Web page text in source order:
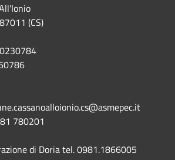
(CS)
780201
di Doria tel. 0981.1866005